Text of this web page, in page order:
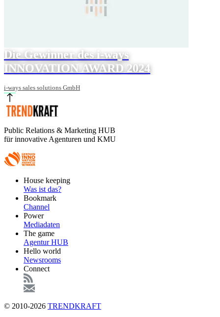
Die Gewinner des i-ways
INNOVATION AWARD 2024
i-ways sales solutions GmbH
Public Relations & Marketing HUB
für innovative Agenturen und KMU
FooterHouse keeping
Was ist das?
Bookmark
Channel
Power
Mediadaten
The game
Agentur HUB
Hello world
Newsrooms
Connect
© 2010-2026 TRENDKRAFT